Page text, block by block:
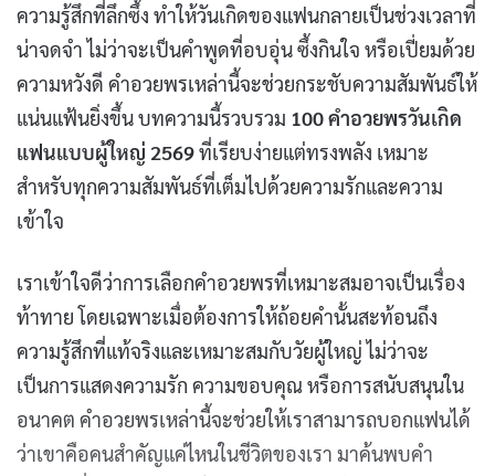
ความรู้สึกที่ลึกซึ้ง ทำให้วันเกิดของแฟนกลายเป็นช่วงเวลาที่
น่าจดจำ ไม่ว่าจะเป็นคำพูดที่อบอุ่น ซึ้งกินใจ หรือเปี่ยมด้วย
ความหวังดี คำอวยพรเหล่านี้จะช่วยกระชับความสัมพันธ์ให้
แน่นแฟ้นยิ่งขึ้น บทความนี้รวบรวม 100 คำอวยพรวันเกิด
แฟนแบบผู้ใหญ่ 2569ที่เรียบง่ายแต่ทรงพลัง เหมาะ
สำหรับทุกความสัมพันธ์ที่เต็มไปด้วยความรักและความ
เข้าใจ
เราเข้าใจดีว่าการเลือกคำอวยพรที่เหมาะสมอาจเป็นเรื่อง
ท้าทาย โดยเฉพาะเมื่อต้องการให้ถ้อยคำนั้นสะท้อนถึง
ความรู้สึกที่แท้จริงและเหมาะสมกับวัยผู้ใหญ่ ไม่ว่าจะ
เป็นการแสดงความรัก ความขอบคุณ หรือการสนับสนุนใน
อนาคต คำอวยพรเหล่านี้จะช่วยให้เราสามารถบอกแฟนได้
ว่าเขาคือคนสำคัญแค่ไหนในชีวิตของเรา มาค้นพบคำ